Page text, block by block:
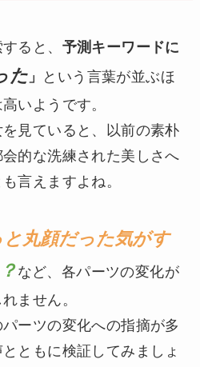
ると、 予測キーワードに
た」
という言葉が並ぶほ
いようです。
見ていると、以前の素朴
的な洗練された美しさへ
言えますよね。
丸顔だった気がす
など、各パーツの変化が
ません。
ーツの変化への指摘が多
ともに検証してみましょ